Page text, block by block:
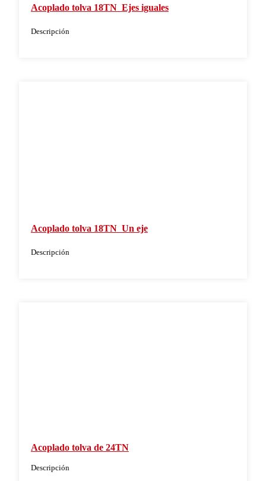
Acoplado tolva 18TN  Ejes iguales
Descripción
Acoplado tolva 18TN  Un eje
Descripción
Acoplado tolva de 24TN
Descripción